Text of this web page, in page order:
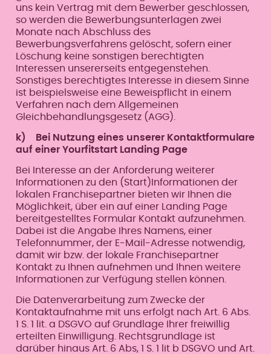
uns kein Vertrag mit dem Bewerber geschlossen,
so werden die Bewerbungsunterlagen zwei
Monate nach Abschluss des
Bewerbungsverfahrens gelöscht, sofern einer
Löschung keine sonstigen berechtigten
Interessen unsererseits entgegenstehen.
Sonstiges berechtigtes Interesse in diesem Sinne
ist beispielsweise eine Beweispflicht in einem
Verfahren nach dem Allgemeinen
Gleichbehandlungsgesetz (AGG).
k) Bei Nutzung eines unserer Kontaktformulare
auf einer Yourfitstart Landing Page
Bei Interesse an der Anforderung weiterer
Informationen zu den (Start)Informationen der
lokalen Franchisepartner bieten wir Ihnen die
Möglichkeit, über ein auf einer Landing Page
bereitgestelltes Formular Kontakt aufzunehmen.
Dabei ist die Angabe Ihres Namens, einer
Telefonnummer, der E-Mail-Adresse notwendig,
damit wir bzw. der lokale Franchisepartner
Kontakt zu Ihnen aufnehmen und Ihnen weitere
Informationen zur Verfügung stellen können.
Die Datenverarbeitung zum Zwecke der
Kontaktaufnahme mit uns erfolgt nach Art. 6 Abs.
1 S. 1 lit. a DSGVO auf Grundlage Ihrer freiwillig
erteilten Einwilligung. Rechtsgrundlage ist
darüber hinaus Art. 6 Abs, 1 S. 1 lit b DSGVO und Art.